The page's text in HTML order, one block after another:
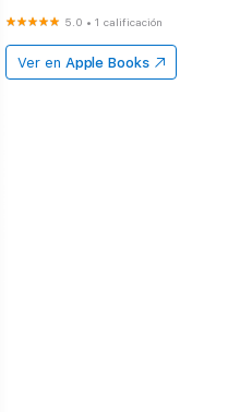
5.0 •1 calificación
Ver en Apple Books